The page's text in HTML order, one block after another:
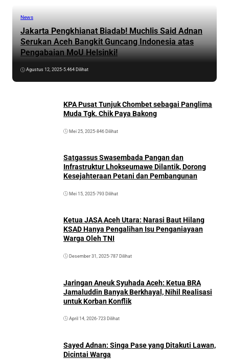
News
Jakarta Pengkhianat Biadab! Muchlis Said Adnan
Serukan Aceh Bangkit Guncang Indonesia atas
Pengabaian MoU Helsinki!
Agustus 12, 2025•5.464 Dilihat
KPA Pusat Tunjuk Chombet sebagai Panglima
Muda Tgk. Chik Paya Bakong
Mei 25, 2025•846 Dilihat
Satgassus Swasembada Pangan dan
Infrastruktur Lhokseumawe Dilantik, Dorong
Kesejahteraan Petani dan Pembangunan
Mei 15, 2025•793 Dilihat
Ketua JASA Aceh Utara: Narasi Baut Hilang
KSAD Hanya Pengalihan Isu Penganiayaan
Warga Oleh TNI
Desember 31, 2025•787 Dilihat
Jaringan Aneuk Syuhada Aceh: Ketua BRA
Jamaluddin Banyak Berkhayal, Nihil Realisasi
untuk Korban Konflik
April 14, 2026•723 Dilihat
Sayed Adnan: Singa Pase yang Ditakuti Lawan,
Dicintai Warga